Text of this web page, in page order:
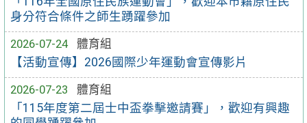
身分符合條件之師生踴躍參加
2026-07-24
體育組
【活動宣傳】2026國際少年運動會宣傳影片
2026-07-23
體育組
「115年度第二屆士中盃拳擊邀請賽」，歡迎有興趣